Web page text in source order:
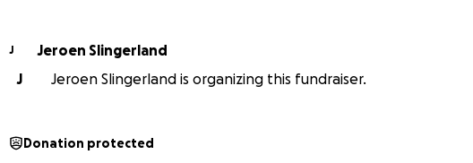
J
Jeroen Slingerland
J
Jeroen Slingerland is organizing this fundraiser.
Donation protected